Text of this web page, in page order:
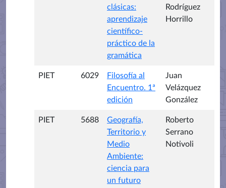
clásicas:
aprendizaje
científico-
práctico de la
gramática
Rodríguez
Horrillo
PIET 6029
Filosofía al
Encuentro. 1ª
edición
Juan
Velázquez
González
PIET 5688
Geografía,
Territorio y
Medio
Ambiente:
ciencia para
un futuro
Roberto
Serrano
Notivoli